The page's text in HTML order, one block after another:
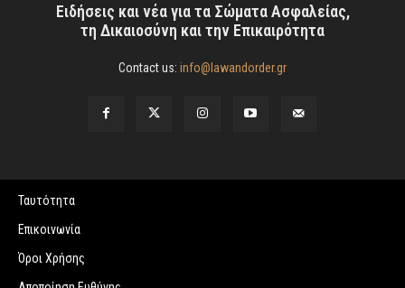
Ειδήσεις και νέα για τα Σώματα Ασφαλείας,
τη Δικαιοσύνη και την Επικαιρότητα
Contact us: info@lawandorder.gr
Ταυτότητα
Επικοινωνία
Όροι Χρήσης